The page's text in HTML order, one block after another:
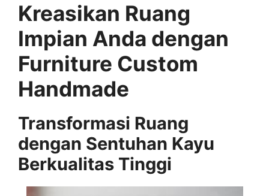
Kreasikan Ruang
Impian Anda dengan
Furniture Custom
Handmade
Transformasi Ruang
dengan Sentuhan Kayu
Berkualitas Tinggi